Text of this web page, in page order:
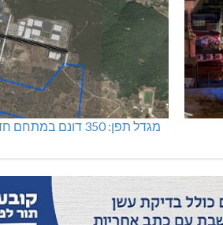
מגדל תפן: 350 דונם במתחם חדש